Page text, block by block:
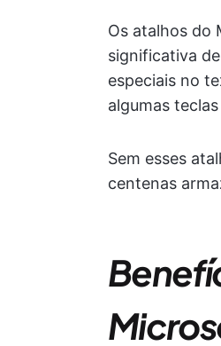
Os atalhos do
significativa
especiais no
algumas
Sem esses
centenas